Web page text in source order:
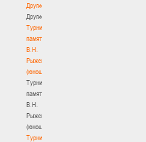
Другие
Другие
Турнир
памяти
В.Н.
Рыженкова
(юноши)
Турнир
памяти
В.Н.
Рыженкова
(юноши)
Турнир